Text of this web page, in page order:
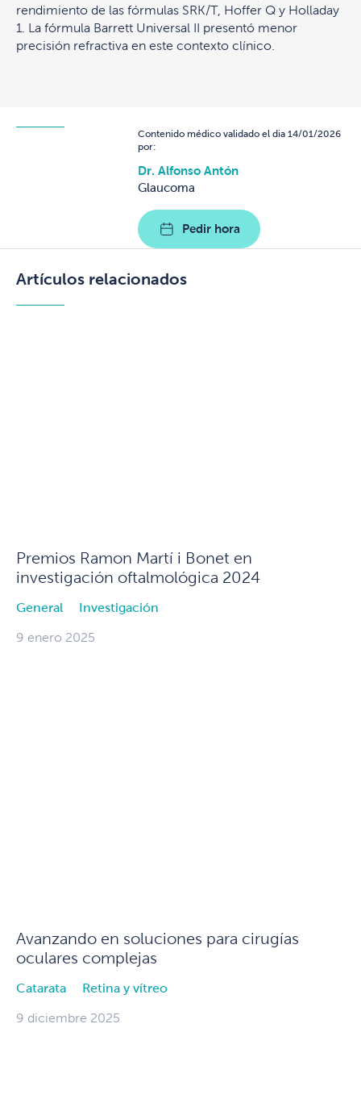
rendimiento de las fórmulas SRK/T, Hoffer Q y Holladay
1. La fórmula Barrett Universal II presentó menor
precisión refractiva en este contexto clínico.
Contenido médico validado el dia 14/01/2026
por:
Dr. Alfonso Antón
Glaucoma
Pedir hora
Artículos relacionados
Premios Ramon Martí i Bonet en
investigación oftalmológica 2024
General Investigación
9 enero 2025
Avanzando en soluciones para cirugías
oculares complejas
Catarata Retina y vítreo
9 diciembre 2025